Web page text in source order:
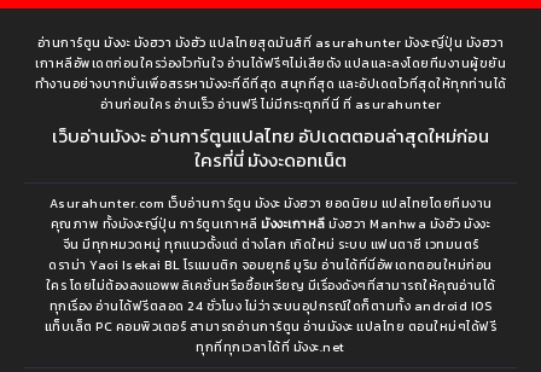
อ่านการ์ตูน มังงะ มังฮวา มังฮัว แปลไทยสุดมันส์ที่ asurahunter มังงะญี่ปุ่น มังฮวา
เกาหลีอัพเดตก่อนใครว่องไวทันใจ อ่านได้ฟรีๆไม่เสียตัง แปลและลงโดยทีมงานผู้ขยัน
ทำงานอย่างบากบั่นเพื่อสรรหามังงะที่ดีที่สุด สนุกที่สุด และอัปเดตไวที่สุดให้ทุกท่านได้
อ่านก่อนใคร อ่านเร็ว อ่านฟรี ไม่มีกระตุกที่นี่ ที่ asurahunter
เว็บอ่านมังงะ อ่านการ์ตูนแปลไทย อัปเดตตอนล่าสุดใหม่ก่อน
ใครที่นี่ มังงะดอทเน็ต
Asurahunter.com เว็บอ่านการ์ตูน มังงะ มังฮวา ยอดนิยม แปลไทยโดยทีมงาน
คุณภาพ ทั้งมังงะญี่ปุ่น การ์ตูนเกาหลีมังงะเกาหลี มังฮวา Manhwa มังฮัว มังงะ
จีน มีทุกหมวดหมู่ ทุกแนวตั้งแต่ ต่างโลก เกิดใหม่ ระบบ แฟนตาซี เวทมนตร์
ดราม่า Yaoi Isekai BL โรแมนติก จอมยุทธ์ มูริม อ่านได้ที่นี่อัพเดทตอนใหม่ก่อน
ใคร โดยไม่ต้องลงแอพพลิเคชั่นหรือซื้อเหรียญ มีเรื่องดังๆที่สามารถให้คุณอ่านได้
ทุกเรื่อง อ่านได้ฟรีตลอด 24 ชั่วโมง ไม่ว่าจะบนอุปกรณ์ใดก็ตามทั้ง android IOS
แท็บเล็ต PC คอมพิวเตอร์ สามารถอ่านการ์ตูน อ่านมังงะ แปลไทย ตอนใหม่ๆได้ฟรี
ทุกที่ทุกเวลาได้ที่ มังงะ.net